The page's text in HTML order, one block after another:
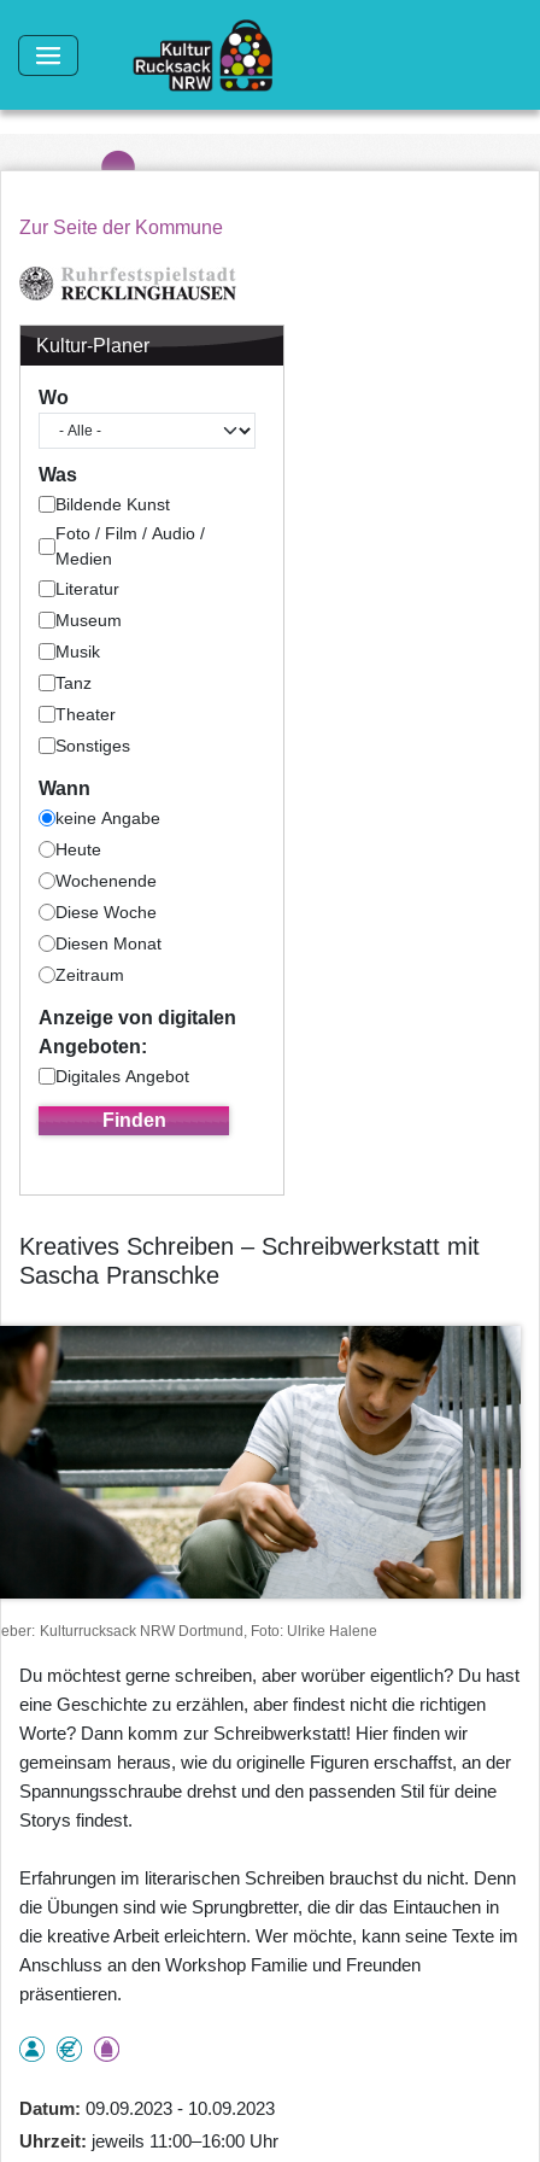
Zur Seite der Kommune
Kultur-Planer
Wo
Was
Bildende Kunst
Foto / Film / Audio /
Medien
Literatur
Museum
Musik
Tanz
Theater
Sonstiges
Wann
keine Angabe
Heute
Wochenende
Diese Woche
Diesen Monat
Zeitraum
Anzeige von digitalen
Angeboten:
Digitales Angebot
Kreatives Schreiben – Schreibwerkstatt mit
Sascha Pranschke
Kulturrucksack NRW Dortmund, Foto: Ulrike Halene
Du möchtest gerne schreiben, aber worüber eigentlich? Du hast
eine Geschichte zu erzählen, aber findest nicht die richtigen
Worte? Dann komm zur Schreibwerkstatt! Hier finden wir
gemeinsam heraus, wie du originelle Figuren erschaffst, an der
Spannungsschraube drehst und den passenden Stil für deine
Storys findest.
Erfahrungen im literarischen Schreiben brauchst du nicht. Denn
die Übungen sind wie Sprungbretter, die dir das Eintauchen in
die kreative Arbeit erleichtern. Wer möchte, kann seine Texte im
Anschluss an den Workshop Familie und Freunden
präsentieren.
Datum 09.09.2023 - 10.09.2023
Uhrzeit jeweils 11:00–16:00 Uhr